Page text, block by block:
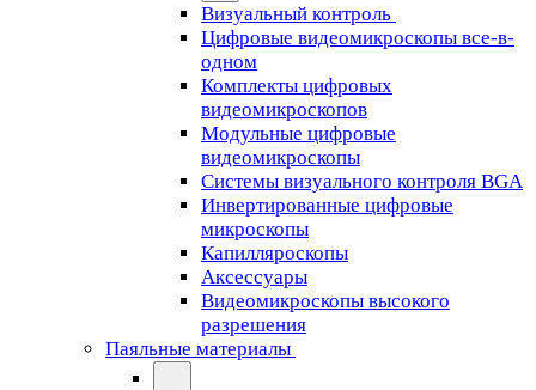
Визуальный контроль
Цифровые видеомикроскопы все-в-
одном
Комплекты цифровых
видеомикроскопов
Модульные цифровые
видеомикроскопы
Cистемы визуального контроля BGA
Инвертированные цифровые
микроскопы
Капилляроскопы
Аксессуары
Видеомикроскопы высокого
разрешения
Паяльные материалы